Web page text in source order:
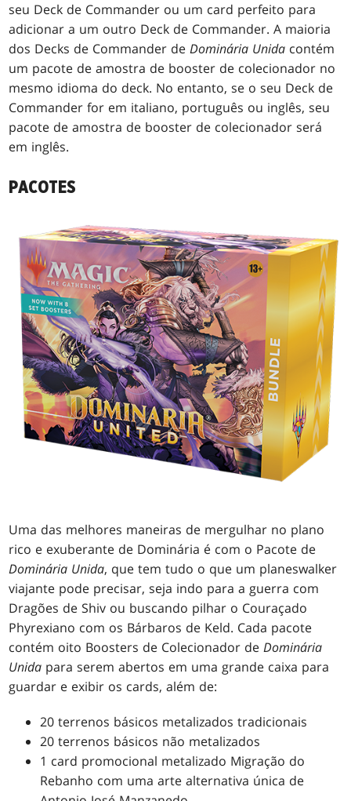
seu Deck de Commander ou um card perfeito para
adicionar a um outro Deck de Commander. A maioria
dos Decks de Commander deDominária Unida contém
um pacote de amostra de booster de colecionador no
mesmo idioma do deck. No entanto, se o seu Deck de
Commander for em italiano, português ou inglês, seu
pacote de amostra de booster de colecionador será
em inglês.
PACOTES
Uma das melhores maneiras de mergulhar no plano
rico e exuberante de Dominária é com o Pacote de
Dominária Unida, que tem tudo o que um planeswalker
viajante pode precisar, seja indo para a guerra com
Dragões de Shiv ou buscando pilhar o Couraçado
Phyrexiano com os Bárbaros de Keld. Cada pacote
contém oito Boosters de Colecionador deDominária
Unida para serem abertos em uma grande caixa para
guardar e exibir os cards, além de:
20 terrenos básicos metalizados tradicionais
20 terrenos básicos não metalizados
1 card promocional metalizado Migração do
Rebanho com uma arte alternativa única de